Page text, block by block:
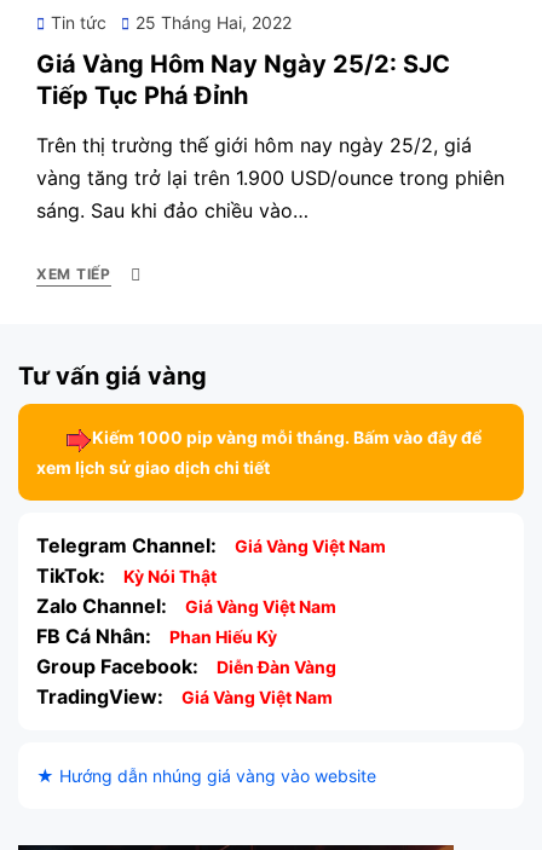
Tin tức
Posted
25 Tháng Hai, 2022
Giá Vàng Hôm Nay Ngày 25/2: SJC
Tiếp Tục Phá Đỉnh
Trên thị trường thế giới hôm nay ngày 25/2, giá
vàng tăng trở lại trên 1.900 USD/ounce trong phiên
sáng. Sau khi đảo chiều vào…
XEM TIẾP
Tư vấn giá vàng
Kiếm 1000 pip vàng mỗi tháng. Bấm vào đây để
xem lịch sử giao dịch chi tiết
Telegram Channel: Giá Vàng Việt Nam
TikTok: Kỳ Nói Thật
Zalo Channel: Giá Vàng Việt Nam
FB Cá Nhân: Phan Hiếu Kỳ
Group Facebook: Diễn Đàn Vàng
TradingView: Giá Vàng Việt Nam
★ Hướng dẫn nhúng giá vàng vào website